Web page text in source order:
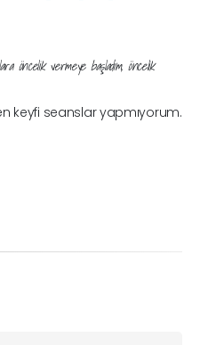
öncelik vermeye başladım, öncelik
keyfi seanslar yapmıyorum.